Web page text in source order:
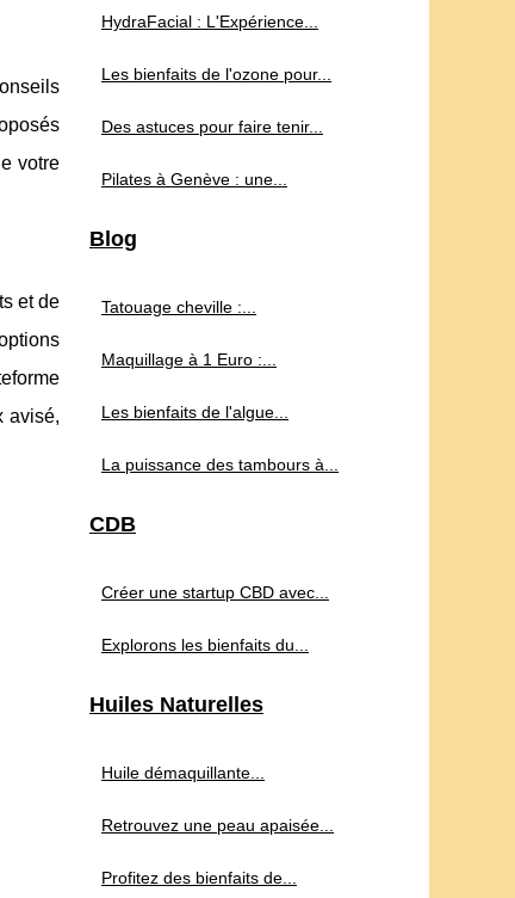
votre
et de
avisé,
HydraFacial : L'Expérience...
Les bienfaits de l'ozone pour...
Des astuces pour faire tenir...
Pilates à Genève : une...
Blog
Tatouage cheville :...
Maquillage à 1 Euro :...
Les bienfaits de l'algue...
La puissance des tambours à...
CDB
Créer une startup CBD avec...
Explorons les bienfaits du...
Huiles Naturelles
Huile démaquillante...
Retrouvez une peau apaisée...
Profitez des bienfaits de...